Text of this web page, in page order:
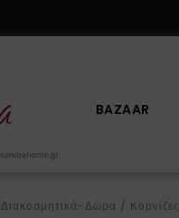
BAZAAR
Διακοσμητικά-Δώρα / Κορνίζες